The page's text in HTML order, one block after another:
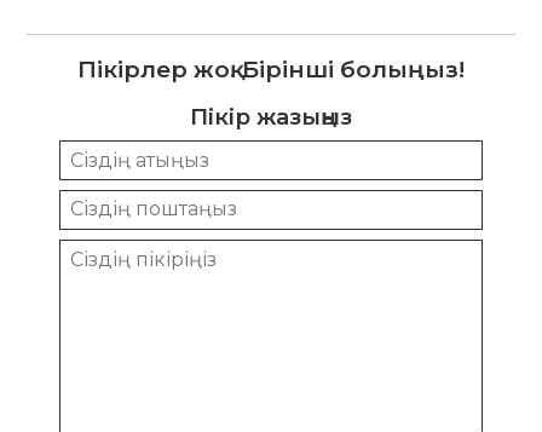
Пікірлер жоқ. Бірінші болыңыз!
Пікір жазыңыз